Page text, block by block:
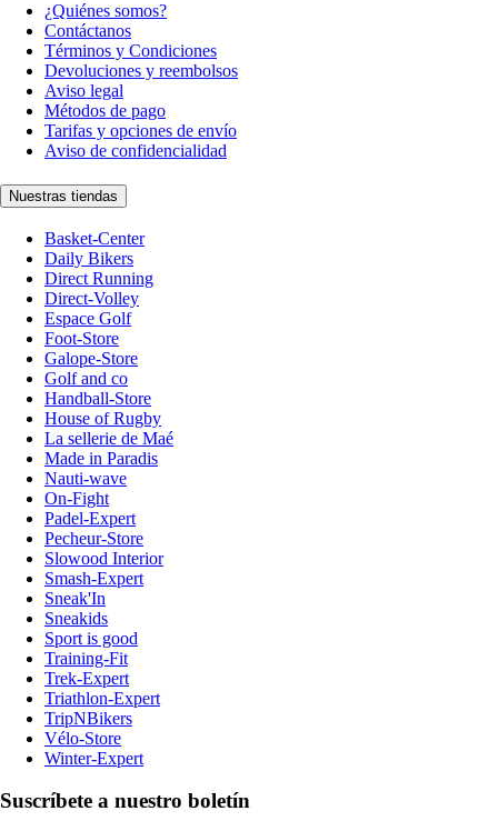
¿Quiénes somos?
Contáctanos
Términos y Condiciones
Devoluciones y reembolsos
Aviso legal
Métodos de pago
Tarifas y opciones de envío
Aviso de confidencialidad
Nuestras tiendas
Basket-Center
Daily Bikers
Direct Running
Direct-Volley
Espace Golf
Foot-Store
Galope-Store
Golf and co
Handball-Store
House of Rugby
La sellerie de Maé
Made in Paradis
Nauti-wave
On-Fight
Padel-Expert
Pecheur-Store
Slowood Interior
Smash-Expert
Sneak'In
Sneakids
Sport is good
Training-Fit
Trek-Expert
Triathlon-Expert
TripNBikers
Vélo-Store
Winter-Expert
Suscríbete a nuestro boletín